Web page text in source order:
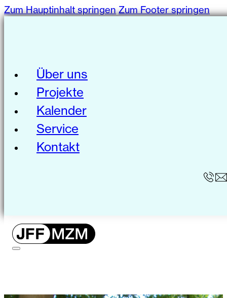
Zum Hauptinhalt springen Zum Footer springen
Über uns
Projekte
Kalender
Service
Kontakt